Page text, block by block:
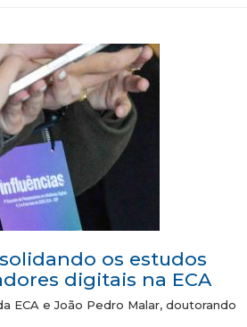
os estudos
digitais na ECA
ECA e João Pedro Malar, doutorando